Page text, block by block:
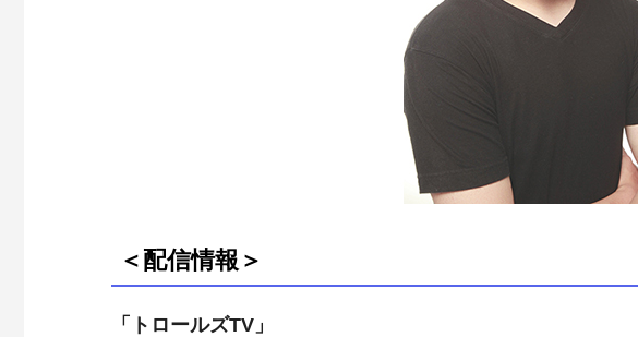
＜配信情報＞
「トロールズTV」